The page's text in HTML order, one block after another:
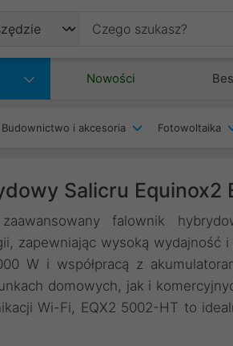
Nowości
Budownictwo i akcesoria Fotowoltaika
Salicru Equinox2
falownik
zapewniając wysoką wydajność
W i współpracą z
domowych, jak i
Wi-Fi, EQX2 5002-HT to